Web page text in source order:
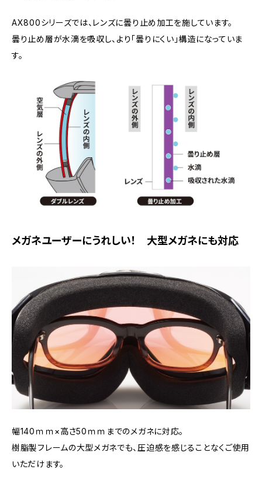
AX800シリーズでは、レンズに曇り止め加工を施しています。
曇り止め層が水滴を吸収し、より「曇りにくい」構造になっていま
す。
メガネユーザーにうれしい！ 大型メガネにも対応
幅140ｍｍ×高さ50ｍｍまでのメガネに対応。
樹脂製フレームの大型メガネでも、圧迫感を感じることなくご使用
いただけます。